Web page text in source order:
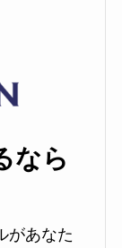
なら
があなた